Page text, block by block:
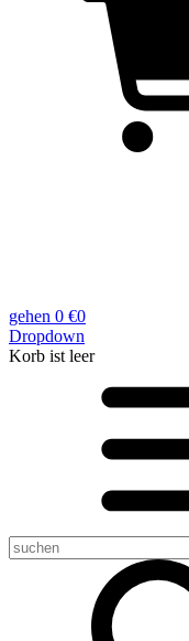
gehen 0 €0
Dropdown
Korb ist leer